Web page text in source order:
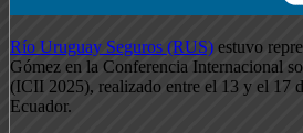
Río Uruguay Seguros (RUS) estuvo
Gómez en la Conferencia Internacional
(ICII 2025), realizado entre el 13 y el 17
Ecuador.